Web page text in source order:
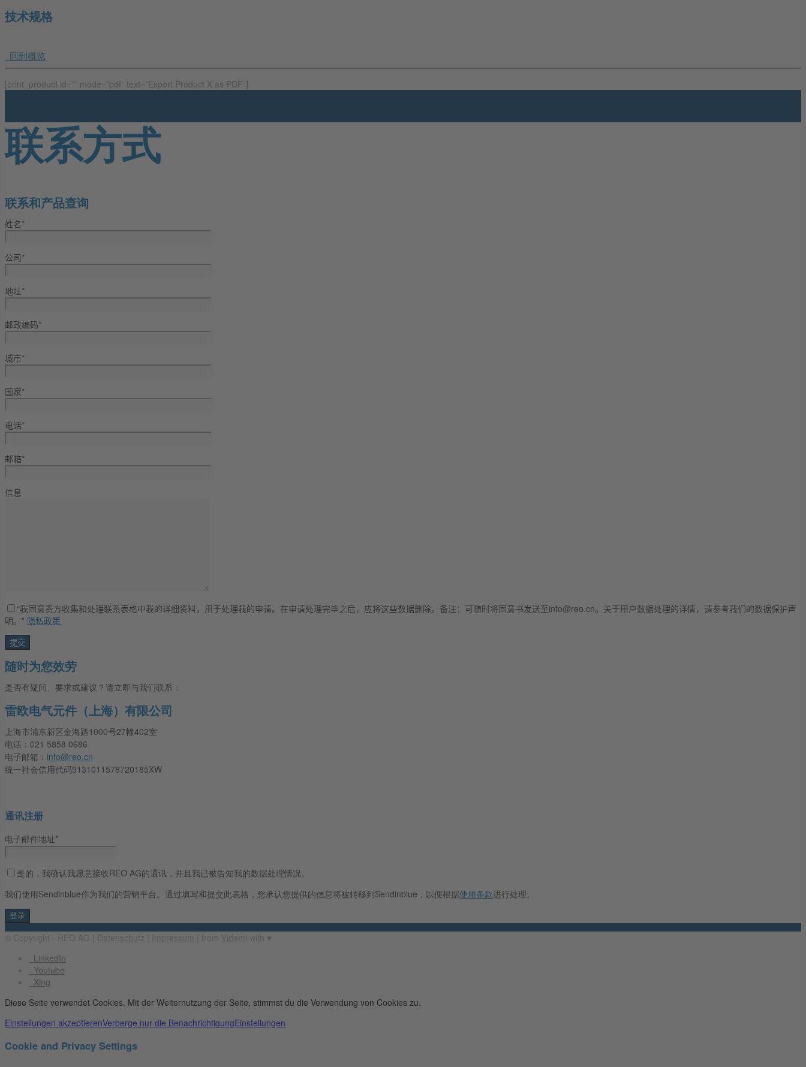
技术规格
回到概览
[print_product id=”” mode=”pdf” text=”Export Product X as PDF”]
联系方式
联系和产品查询
姓名*
公司*
地址*
邮政编码*
城市*
国家*
电话*
邮箱*
信息
“我同意贵方收集和处理联系表格中我的详细资料，用于处理我的申请。在申请处理完毕之后，应将这些数据删除。备注：可随时将同意书发送至info@reo.cn。关于用户数据处理的详情，请参考我们的数据保护声
明。” 隐私政策
随时为您效劳
是否有疑问、要求或建议？请立即与我们联系：
雷欧电气元件（上海）有限公司
上海市浦东新区金海路1000号27幢402室
电话：021 5858 0686
电子邮箱： info@reo.cn
统一社会信用代码9131011578720185XW
通讯注册
电子邮件地址*
是的，我确认我愿意接收REO AG的通讯，并且我已被告知我的数据处理情况。
我们使用Sendinblue作为我们的营销平台。通过填写和提交此表格，您承认您提供的信息将被转移到Sendinblue，以便根据使用条款进行处理。
Datenschutz Impressum Videmi
LinkedIn
Youtube
Xing
Diese Seite verwendet Cookies. Mit der Weiternutzung der Seite, stimmst du die Verwendung von Cookies zu.
Einstellungen akzeptierenVerberge nur die BenachrichtigungEinstellungen
Cookie and Privacy Settings